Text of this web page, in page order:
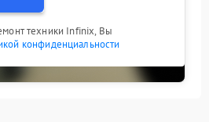
техники Infinix, Вы
конфиденциальности